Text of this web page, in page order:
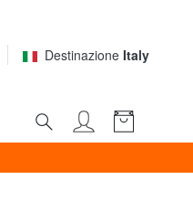
Destinazione Italy